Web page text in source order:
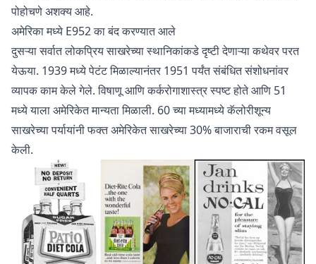
पोहोचणे अशक्य आहे.
अमेरिका मध्ये E952 का बंद करण्यात आले
दुसऱ्या सर्वात लोकप्रिय साखरेच्या स्थानिकांकडे दृष्टी देणाऱ्या कथेवर परत
येऊया. 1939 मध्ये पेटंट मिळाल्यानंतर 1951 पर्यंत संबंधित संशोधनांवर
व्यापक काम केले गेले. विषाणू आणि कर्करोगाशास्त्र स्पष्ट होते आणि 51
मध्ये याला अमेरिकेत मान्यता मिळाली. 60 च्या मध्यामध्ये कॅलोरीशून्य
साखरेच्या पर्यायांनी फक्त अमेरिकेत साखरेच्या 30% बाजाराची रकम वसूल
केली.